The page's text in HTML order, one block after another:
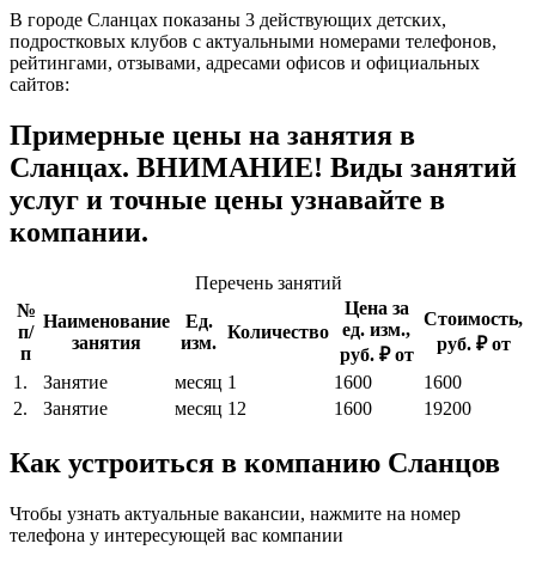
В городе Сланцах показаны 3 действующих детских,
подростковых клубов с актуальными номерами телефонов,
рейтингами, отзывами, адресами офисов и официальных
сайтов:
Примерные цены на занятия в
Сланцах. ВНИМАНИЕ! Виды занятий
услуг и точные цены узнавайте в
компании.
Перечень занятий
№
п/
п
Наименование
занятия
Ед.
изм.
Количество
Цена за
ед. изм.,
руб. ₽ от
Стоимость,
руб. ₽ от
1.
Занятие месяц 1 1600
1600
2.
Занятие месяц 12 1600 19200
Как устроиться в компанию Сланцов
Чтобы узнать актуальные вакансии, нажмите на номер
телефона у интересующей вас компании